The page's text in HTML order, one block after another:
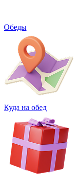
Обеды
Куда на обед